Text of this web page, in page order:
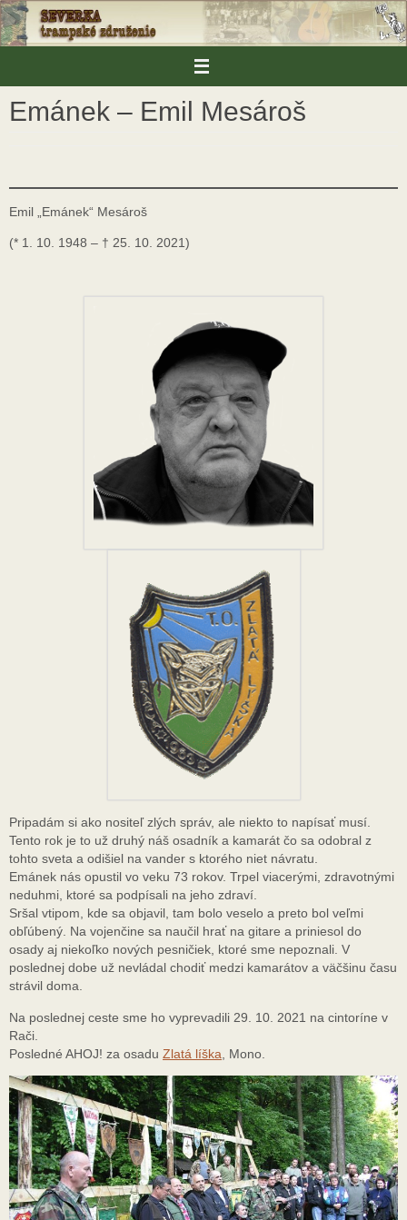
Skip
to
content
Emánek – Emil Mesároš
Emil „Emánek“ Mesároš
(* 1. 10. 1948 – † 25. 10. 2021)
Pripadám si ako nositeľ zlých správ, ale niekto to napísať musí.
Tento rok je to už druhý náš osadník a kamarát čo sa odobral z
tohto sveta a odišiel na vander s ktorého niet návratu.
Emánek nás opustil vo veku 73 rokov. Trpel viacerými, zdravotnými
neduhmi, ktoré sa podpísali na jeho zdraví.
Sršal vtipom, kde sa objavil, tam bolo veselo a preto bol veľmi
obľúbený. Na vojenčine sa naučil hrať na gitare a priniesol do
osady aj niekoľko nových pesničiek, ktoré sme nepoznali. V
poslednej dobe už nevládal chodiť medzi kamarátov a väčšinu času
strávil doma.
Na poslednej ceste sme ho vyprevadili 29. 10. 2021 na cintoríne v
Rači.
Posledné AHOJ! za osadu Zlatá líška , Mono.